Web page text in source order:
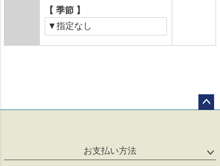
【 季節 】
お支払い方法